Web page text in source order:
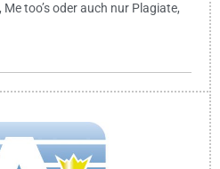
too’s oder auch nur Plagiate,